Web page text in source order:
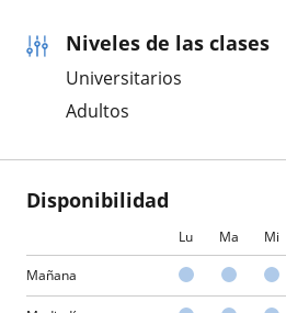
Niveles de las clases
Universitarios
Adultos
Disponibilidad
Lu Ma Mi
Mañana